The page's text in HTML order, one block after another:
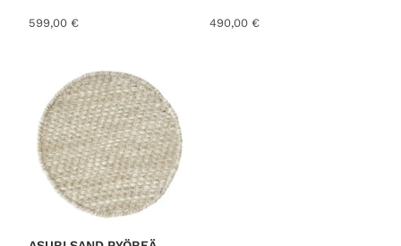
o
:
3
7
,
0
0
€
0
€
.
599,00 € 490,00 €